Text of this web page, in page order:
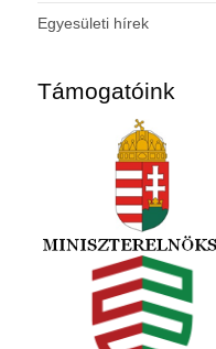
Egyesületi hírek
Támogatóink